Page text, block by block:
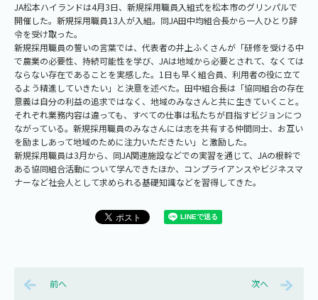
JA松本ハイランドは4月3日、新規採用職員入組式を松本市のグリンパルで
開催した。新規採用職員13人が入組。同JA田中均組合長から一人ひとり辞
令を受け取った。
新規採用職員の誓いの言葉では、代表者の井上ふくさんが「研修を受ける中
で農業の必要性、持続可能性を学び、JAは地域から必要とされて、なくては
ならない存在であることを実感した。1日も早く組合員、利用者の役に立て
るよう精進していきたい」と決意を述べた。田中組合長は「協同組合の存在
意義は自分の利益の追求ではなく、地域のみなさんと共に生きていくこと。
それぞれ業務内容は違っても、すべての仕事は私たちが目指すビジョンにつ
ながっている。新規採用職員のみなさんには志を共有する仲間同士、お互い
を励ましあって地域のために注力いただきたい」と激励した。
新規採用職員は3月から、同JA関連施設などでの実習を通じて、JAの根幹で
ある協同組合活動について学んできたほか、コンプライアンスやビジネスマ
ナーなど社会人として求められる基礎知識などを習得してきた。
前へ 次へ